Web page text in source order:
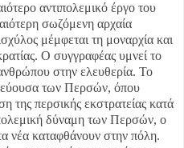
αντιπολεμικό έργο του
σωζόμενη αρχαία
μέμφεται τη μοναρχία και
Ο συγγραφέας υμνεί το
στην ελευθερία. Το
των Περσών, όπου
της περσικής εκστρατείας κατά
δύναμη των Περσών, ο
νέα καταφθάνουν στην πόλη.